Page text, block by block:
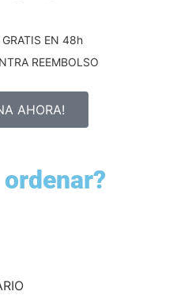
GRATIS EN 48h
REEMBOLSO
AHORA!